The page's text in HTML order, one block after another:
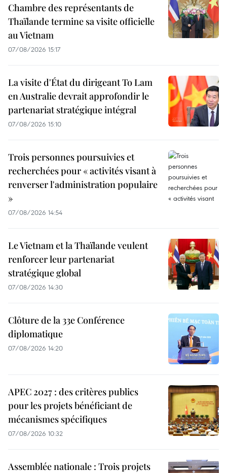
Chambre des représentants de
Thaïlande termine sa visite officielle
au Vietnam
07/08/2026 15:17
La visite d'État du dirigeant To Lam
en Australie devrait approfondir le
partenariat stratégique intégral
07/08/2026 15:10
Trois personnes poursuivies et
recherchées pour « activités visant à
renverser l'administration populaire
»
07/08/2026 14:54
Le Vietnam et la Thaïlande veulent
renforcer leur partenariat
stratégique global
07/08/2026 14:30
Clôture de la 33e Conférence
diplomatique
07/08/2026 14:20
APEC 2027 : des critères publics
pour les projets bénéficiant de
mécanismes spécifiques
07/08/2026 10:32
Assemblée nationale : Trois projets